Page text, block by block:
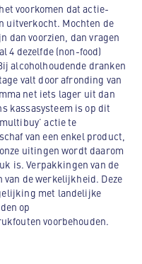
voorkomen dat actie-
uitverkocht. Mochten de
voorzien, dan vragen
4 dezelfde (non-food)
alcoholhoudende dranken
valt door afronding van
net iets lager uit dan
kassasysteem is op dit
actie te
van een enkel product,
uitingen wordt daarom
is. Verpakkingen van de
de werkelijkheid. Deze
met landelijke
op
voorbehouden.